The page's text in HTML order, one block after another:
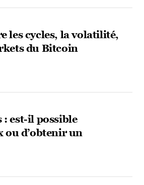
les cycles, la volatilité,
du Bitcoin
: est-il possible
ou d’obtenir un